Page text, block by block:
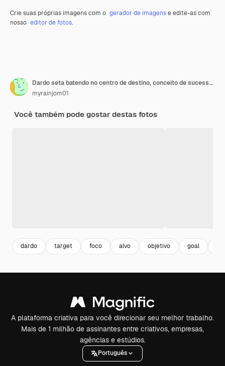
Crie suas próprias imagens com o gerador de imagense edite-as com
nosso editor de fotos.
Dardo seta batendo no centro de destino, conceito de sucesso de coaching pessoal
myrainjom01
Você também pode gostar destas fotos
dardo target foco alvo objetivo goal
A plataforma criativa para você direcionar seu melhor trabalho.
Mais de 1 milhão de assinantes entre criativos, empresas,
agências e estúdios.
Português